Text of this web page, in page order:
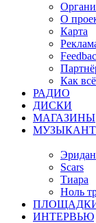
О
Карта
Как
РАДИО
ДИСКИ
МАГАЗИНЫ
Эридан
Scars
Тиара
Ноль
ИНТЕРВЬЮ